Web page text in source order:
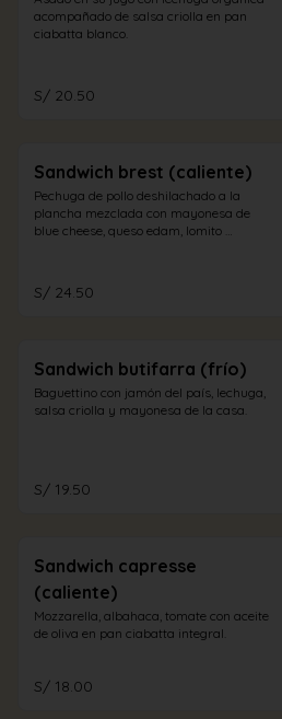
acompañado de salsa criolla en pan
ciabatta blanco.
S/ 20.50
Sandwich brest (caliente)
Pechuga de pollo deshilachado a la
plancha mezclada con mayonesa de
blue cheese, queso edam, lomito
S/ 24.50
Sandwich butifarra (frío)
Baguettino con jamón del país, lechuga,
salsa criolla y mayonesa de la casa.
S/ 19.50
Sandwich capresse
(caliente)
Mozzarella, albahaca, tomate con aceite
de oliva en pan ciabatta integral.
S/ 18.00